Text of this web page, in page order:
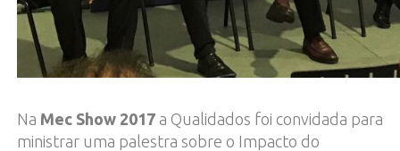
Na Mec Show 2017 a Qualidados foi convidada para
ministrar uma palestra sobre o Impacto do